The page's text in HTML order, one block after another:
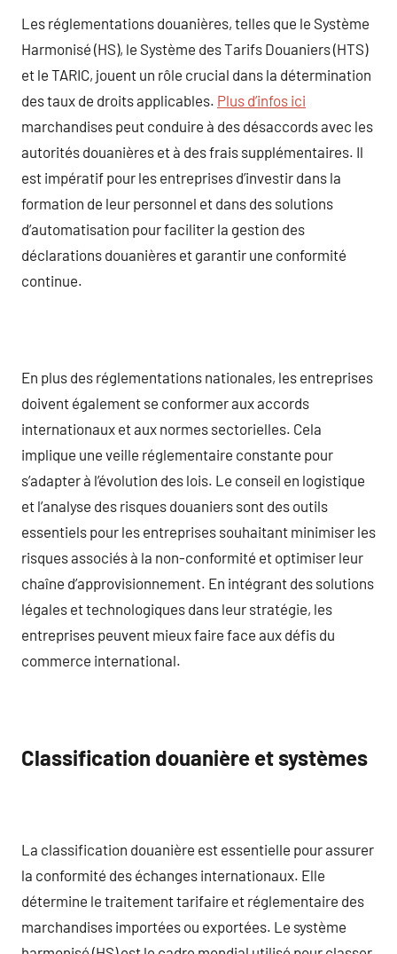
Les réglementations douanières, telles que le Système
Harmonisé (HS), le Système des Tarifs Douaniers (HTS)
et le TARIC, jouent un rôle crucial dans la détermination
des taux de droits applicables. Plus d’infos ici
marchandises peut conduire à des désaccords avec les
autorités douanières et à des frais supplémentaires. Il
est impératif pour les entreprises d’investir dans la
formation de leur personnel et dans des solutions
d’automatisation pour faciliter la gestion des
déclarations douanières et garantir une conformité
continue.
En plus des réglementations nationales, les entreprises
doivent également se conformer aux accords
internationaux et aux normes sectorielles. Cela
implique une veille réglementaire constante pour
s’adapter à l’évolution des lois. Le conseil en logistique
et l’analyse des risques douaniers sont des outils
essentiels pour les entreprises souhaitant minimiser les
risques associés à la non-conformité et optimiser leur
chaîne d’approvisionnement. En intégrant des solutions
légales et technologiques dans leur stratégie, les
entreprises peuvent mieux faire face aux défis du
commerce international.
Classification douanière et systèmes
La classification douanière est essentielle pour assurer
la conformité des échanges internationaux. Elle
détermine le traitement tarifaire et réglementaire des
marchandises importées ou exportées. Le système